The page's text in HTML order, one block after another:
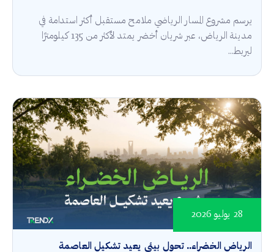
يرسم مشروع المسار الرياضي ملامح مستقبل أكثر استدامة في
مدينة الرياض، عبر شريان أخضر يمتد لأكثر من 135 كيلومترًا
ليربط...
الرياض الخضراء.. تحول بيئي يعيد تشكيل العاصمة
28 يوليو 2026